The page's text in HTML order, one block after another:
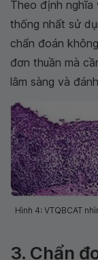
Theo định nghĩa
thống nhất sử
chẩn đoán
đơn thuần mà
lâm sàng và
Hình 4: VTQBCAT
3. Chẩn